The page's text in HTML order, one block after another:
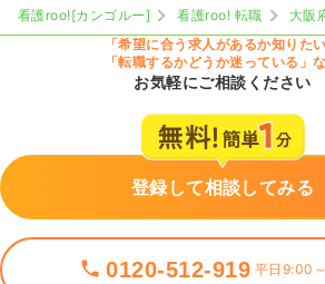
看護roo![カンゴルー] 看護roo! 転職 大阪
「希望に合う求人があるか知りたい
「転職するかどうか迷っている」
お気軽にご相談ください
登録して相談してみる
0120-512-919 平日9:00